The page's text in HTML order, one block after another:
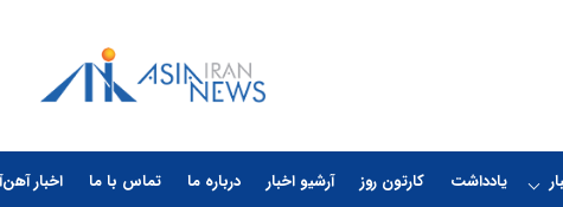
یادداشت کارتون روز آرشیو اخبار درباره ما تماس با ما اخبار